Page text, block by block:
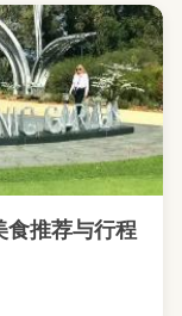
食推荐与行程